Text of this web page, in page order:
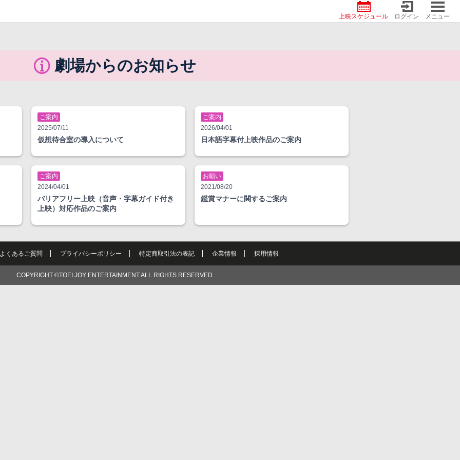
上映スケジュール ログイン メニュー
劇場からのお知らせ
ご案内
2025/07/11
仮想待合室の導入について
ご案内
2026/04/01
日本語字幕付上映作品のご案内
ご案内
2024/04/01
バリアフリー上映（音声・字幕ガイド付き
上映）対応作品のご案内
お願い
2021/08/20
鑑賞マナーに関するご案内
よくあるご質問 プライバシーポリシー 特定商取引法の表記 企業情報 採用情報
COPYRIGHT ©TOEI JOY ENTERTAINMENT ALL RIGHTS RESERVED.